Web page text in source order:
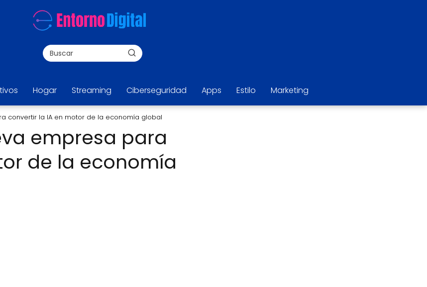
Hogar Streaming Ciberseguridad Apps Estilo Marketing
convertir la IA en motor de la economía global
empresa para
de la economía